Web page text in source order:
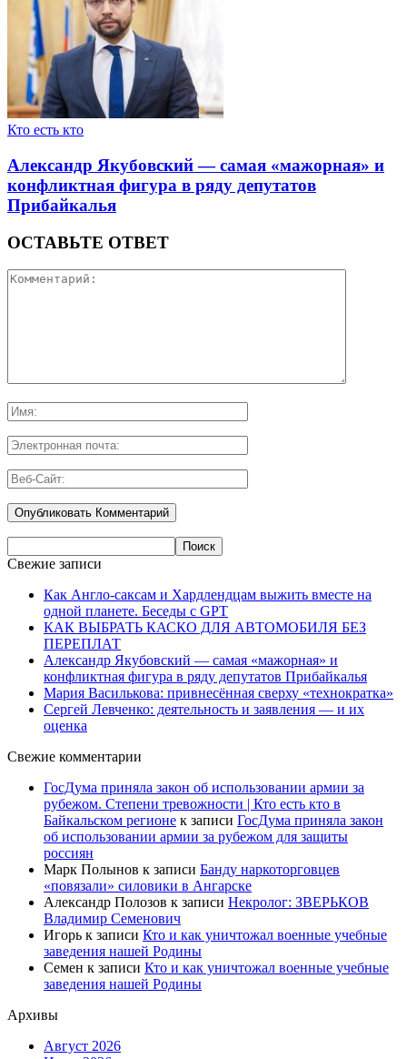
Кто есть кто
Александр Якубовский — самая «мажорная» и
конфликтная фигура в ряду депутатов
Прибайкалья
ОСТАВЬТЕ ОТВЕТ
Свежие записи
Как Англо-саксам и Хардлендцам выжить вместе на
одной планете. Беседы с GPT
КАК ВЫБРАТЬ КАСКО ДЛЯ АВТОМОБИЛЯ БЕЗ
ПЕРЕПЛАТ
Александр Якубовский — самая «мажорная» и
конфликтная фигура в ряду депутатов Прибайкалья
Мария Василькова: привнесённая сверху «технократка»
Сергей Левченко: деятельность и заявления — и их
оценка
Свежие комментарии
ГосДума приняла закон об использовании армии за
рубежом. Степени тревожности | Кто есть кто в
Байкальском регионе к записи ГосДума приняла закон
об использовании армии за рубежом для защиты
россиян
Марк Полынов к записи Банду наркоторговцев
«повязали» силовики в Ангарске
Александр Полозов к записи Некролог: ЗВЕРЬКОВ
Владимир Семенович
Игорь к записи Кто и как уничтожал военные учебные
заведения нашей Родины
Семен к записи Кто и как уничтожал военные учебные
заведения нашей Родины
Архивы
Август 2026